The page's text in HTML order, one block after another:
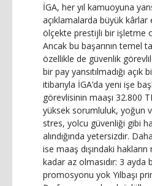
İGA, her yıl kamuoyuna
açıklamalarda büyük kârlar
ölçekte prestijli bir işletme
Ancak bu başarının temel
özellikle de güvenlik
bir pay yansıtılmadığı açık
itibarıyla İGA’da yeni işe
görevlisinin maaşı 32.800
yüksek sorumluluk, yoğun
stres, yolcu güvenliği gibi
alındığında yetersizdir.
ise maaş dışındaki
kadar az olmasıdır: 3
promosyonu yok Yılbaşı